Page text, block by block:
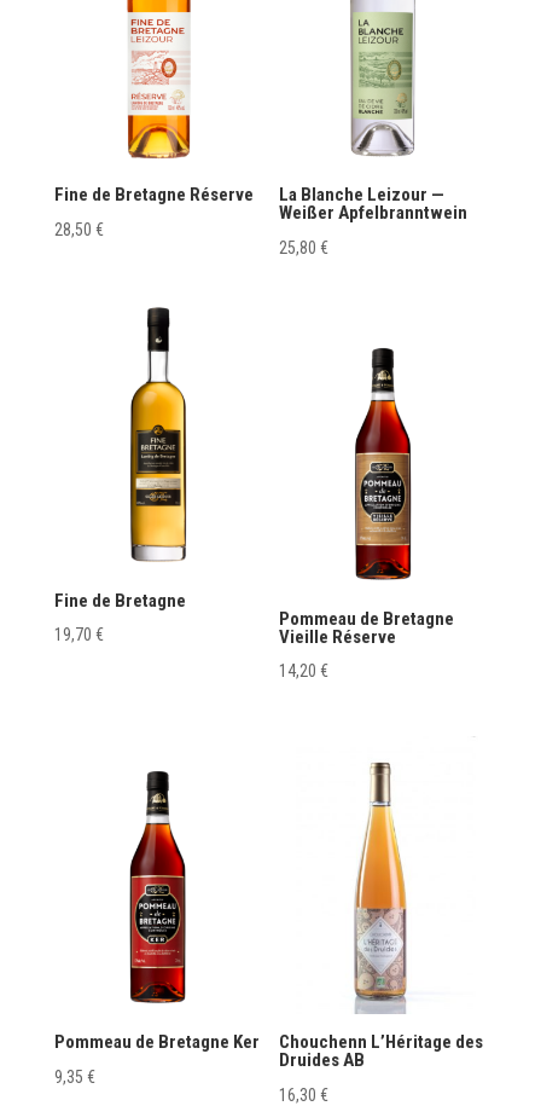
Fine de Bretagne Réserve
28,50 €
La Blanche Leizour —
Weißer Apfelbranntwein
25,80€
Fine de Bretagne
19,70 €
Pommeau de Bretagne
Vieille Réserve
14,20€
Pommeau de Bretagne Ker
9,35 €
Chouchenn L’Héritage des
Druides AB
16,30€